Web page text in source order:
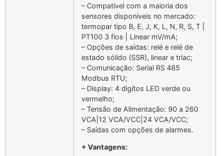
– Compatível com a maioria dos
sensores disponíveis no mercado:
termopar tipo B, E, J, K, L, N, R, S, T |
PT100 3 fios | Linear mV/mA;
– Opções de saídas: relé e relé de
estado sólido (SSR), linear e triac;
– Comunicação: Serial RS 485
Modbus RTU;
– Display: 4 digítos LED verde ou
vermelho;
– Tensão de Alimentação: 90 a 260
VCA|12 VCA/VCC|24 VCA/VCC;
– Saídas com opções de alarmes.
+ Vantagens: